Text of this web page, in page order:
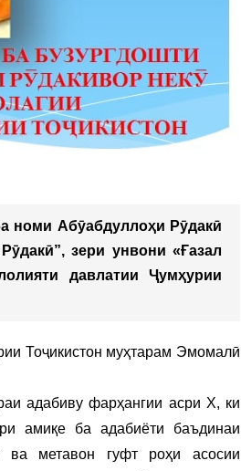
номи Абӯабдуллоҳи Рӯдакӣ
зери унвони «Ғазал
давлатии Ҷумҳурии
Тоҷикистон муҳтарам Эмомалӣ
адабиву фарҳангии асри X, ки
амиқе ба адабиёти баъдинаи
ва метавон гуфт роҳи асосии